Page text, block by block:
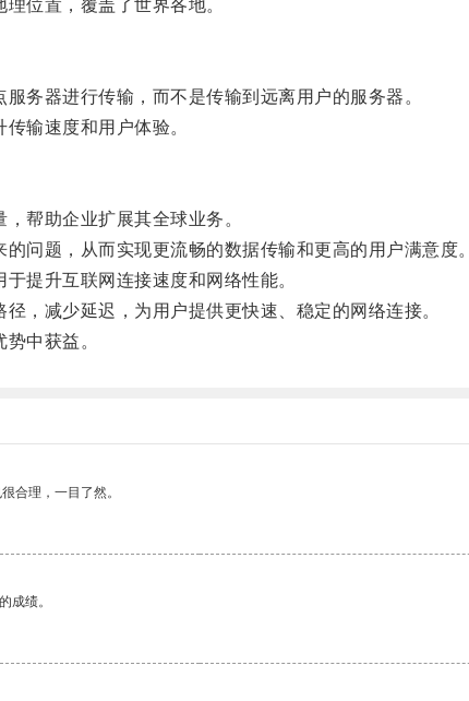
位置，覆盖了世界各地。
器进行传输，而不是传输到远离用户的服务器。
输速度和用户体验。
帮助企业扩展其全球业务。
题，从而实现更流畅的数据传输和更高的用户满意度。
提升互联网连接速度和网络性能。
减少延迟，为用户提供更快速、稳定的网络连接。
中获益。
合理，一目了然。
成绩。